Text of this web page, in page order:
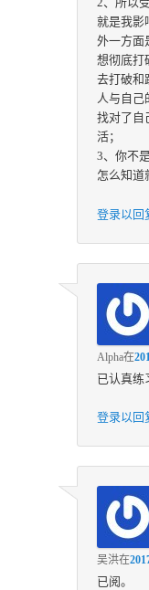
就是我影
外一方面
想彻底打
去打破和
人与自己
找对了自
活；
3、你不
怎么知道
登录以回
Alpha在
已认真练
登录以回
吴洪在
已阅。